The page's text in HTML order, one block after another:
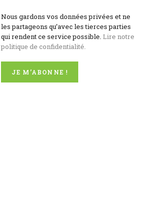
Nous gardons vos données privées et ne
les partageons qu’avec les tierces parties
qui rendent ce service possible. Lire notre
politique de confidentialité.